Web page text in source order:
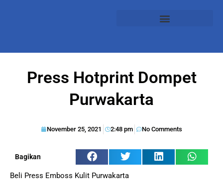
Press Hotprint Dompet
Purwakarta
November 25, 2021 2:48 pm No Comments
Bagikan
Beli Press Emboss Kulit Purwakarta